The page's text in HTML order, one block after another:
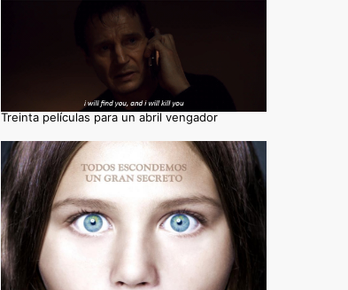
Treinta películas para un abril vengador